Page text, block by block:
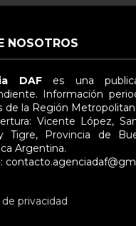
NOSOTROS
DAF es una
Información
de la Región
Vicente López,
Tigre, Provincia de
Argentina.
:
privacidad